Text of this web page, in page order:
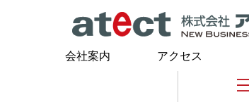
会社案内 アクセス